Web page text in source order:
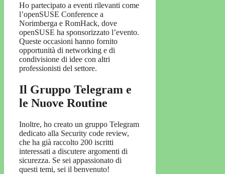
Ho partecipato a eventi rilevanti come
l’openSUSE Conference a
Norimberga e RomHack, dove
openSUSE ha sponsorizzato l’evento.
Queste occasioni hanno fornito
opportunità di networking e di
condivisione di idee con altri
professionisti del settore.
Il Gruppo Telegram e
le Nuove Routine
Inoltre, ho creato un gruppo Telegram
dedicato alla Security code review,
che ha già raccolto 200 iscritti
interessati a discutere argomenti di
sicurezza. Se sei appassionato di
questi temi, sei il benvenuto!